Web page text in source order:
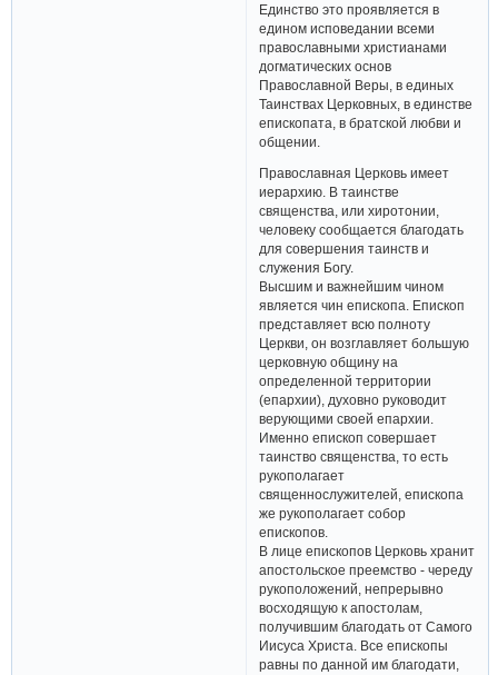
Единство это проявляется в
едином исповедании всеми
православными христианами
догматических основ
Православной Веры, в единых
Таинствах Церковных, в единстве
епископата, в братской любви и
общении.
Православная Церковь имеет
иерархию. В таинстве
священства, или хиротонии,
человеку сообщается благодать
для совершения таинств и
служения Богу.
Высшим и важнейшим чином
является чин епископа. Епископ
представляет всю полноту
Церкви, он возглавляет большую
церковную общину на
определенной территории
(епархии), духовно руководит
верующими своей епархии.
Именно епископ совершает
таинство священства, то есть
рукополагает
священнослужителей, епископа
же рукополагает собор
епископов.
В лице епископов Церковь хранит
апостольское преемство - череду
рукоположений, непрерывно
восходящую к апостолам,
получившим благодать от Самого
Иисуса Христа. Все епископы
равны по данной им благодати,